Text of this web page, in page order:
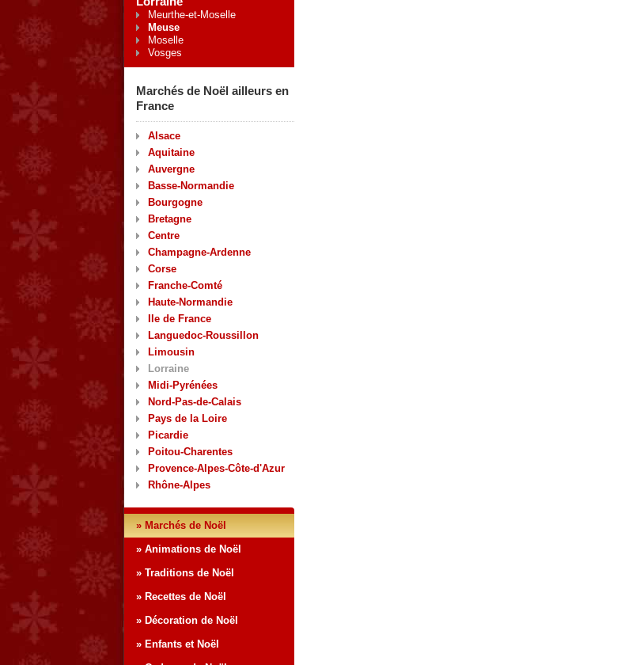
Meurthe-et-Moselle
Meuse
Moselle
Vosges
Marchés de Noël ailleurs en
France
Alsace
Aquitaine
Auvergne
Basse-Normandie
Bourgogne
Bretagne
Centre
Champagne-Ardenne
Corse
Franche-Comté
Haute-Normandie
Ile de France
Languedoc-Roussillon
Limousin
Lorraine
Midi-Pyrénées
Nord-Pas-de-Calais
Pays de la Loire
Picardie
Poitou-Charentes
Provence-Alpes-Côte-d'Azur
Rhône-Alpes
» Marchés de Noël
» Animations de Noël
» Traditions de Noël
» Recettes de Noël
» Décoration de Noël
» Enfants et Noël